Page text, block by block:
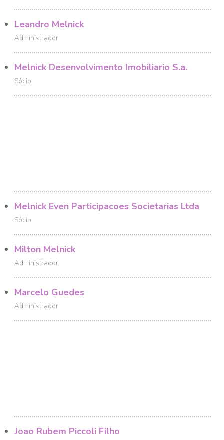
Leandro Melnick
Administrador
Melnick Desenvolvimento Imobiliario S.a.
Sócio
Melnick Even Participacoes Societarias Ltda
Sócio
Milton Melnick
Administrador
Marcelo Guedes
Administrador
Joao Rubem Piccoli Filho